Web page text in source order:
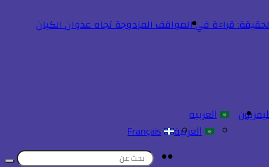
العربية
العربية
Français
تسجيل
قراءة في المواقف المزدوجة تجاه عدوان الكيان